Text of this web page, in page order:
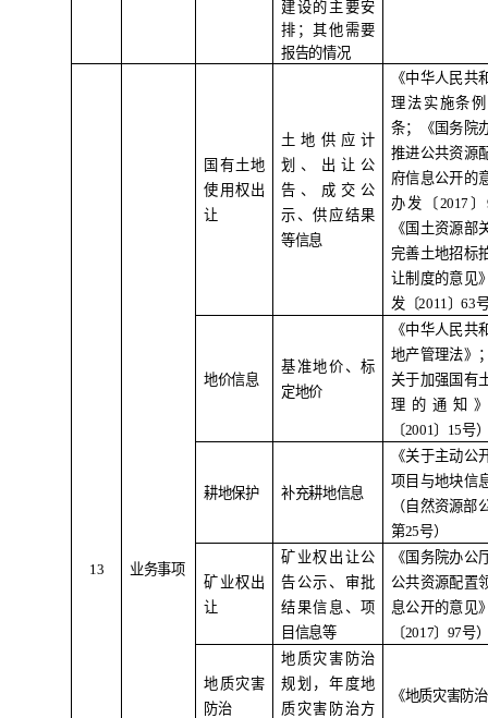
建设的主要安
排；其他需要
报告的情况
1 3 业务事项
国有土地
使用权出
让
土地供应计
划、出让公
告、成交公
示、供应结果
等信息
《中华人民共
理法实施条
条；《国务院
推进公共资源
府信息公开的
办发〔 2017 〕
《国土资源部
完善土地招标
让制度的意见
发〔2011 〕63
地价信息
基准地价、标
定地价
《中华人民共
地产管理法》
关于加强国有
理的通知
〔2001 〕 15号
耕地保护 补充耕地信息
《关于主动公
项目与地块信
（自然资源部
第25号）
矿业权出
让
矿业权出让公
告公示、审批
结果信息、项
目信息等
《国务院办公
公共资源配置
息公开的意见
〔2017〕 97号
地质灾害
防治
地质灾害防治
规划，年度地
质灾害防治方
《地质灾害防